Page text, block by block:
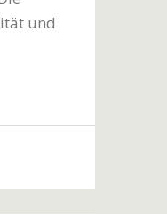
und